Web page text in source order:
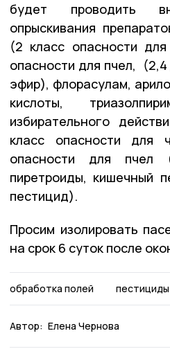
будет проводить
опрыскивания
(2 класс опасности
опасности для пчел,
эфир), флорасулам,
кислоты,
избирательного
класс опасности для
опасности для пчел
пиретроиды, кишечный
пестицид).
Просим изолировать
на срок 6 суток после
обработка полей пестициды
Автор: Елена Чернова